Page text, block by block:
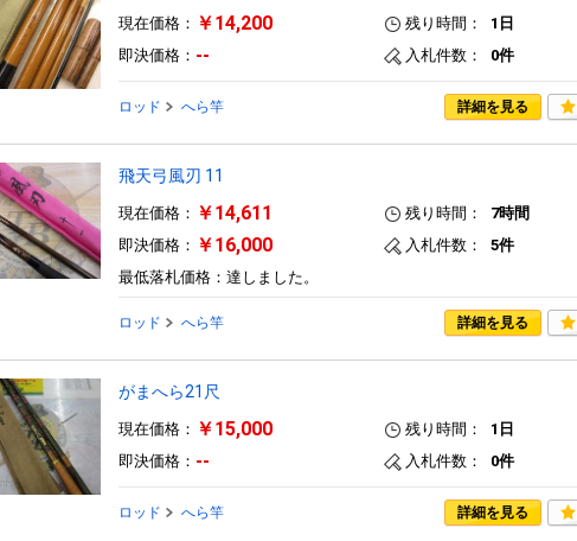
現在価格： ￥14,200
即決価格： --
残り時間：
1日
入札件数：
0件
ロッド へら竿 詳細を見る
飛天弓風刃 11
現在価格： ￥14,611
即決価格： ￥16,000
最低落札価格：達しました。
残り時間：
7時間
入札件数：
5件
ロッド へら竿 詳細を見る
がまへら21尺
現在価格： ￥15,000
即決価格： --
残り時間：
1日
入札件数：
0件
ロッド へら竿 詳細を見る